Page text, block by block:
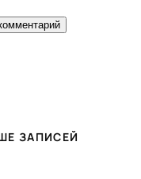
ЗАПИСЕЙ